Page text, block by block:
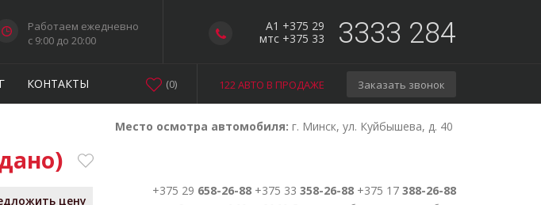
A1 +375 29
мтс +375 33
3333 284
Работаем ежедневно
c 9:00 до 20:00
КОНТАКТЫ 122 АВТО В ПРОДАЖЕ Заказать звонок
(0)
Место осмотра автомобиля: г. Минск, ул. Куйбышева, д. 40
цену
+375 29 658-26-88 +375 33 358-26-88 +375 17 388-26-88